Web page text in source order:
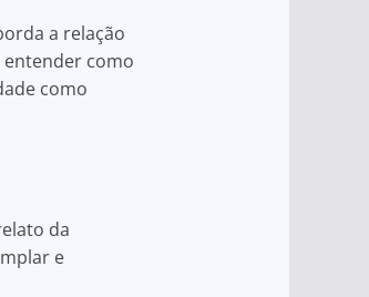
a relação
entender como
como
da
e